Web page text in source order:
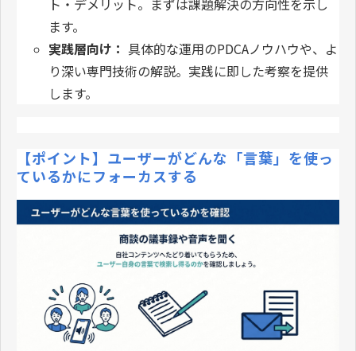
ます。
実践層向け： 具体的な運用のPDCAノウハウや、よ
り深い専門技術の解説。実践に即した考察を提供
します。
【ポイント】ユーザーがどんな「言葉」を使っ
ているかにフォーカスする